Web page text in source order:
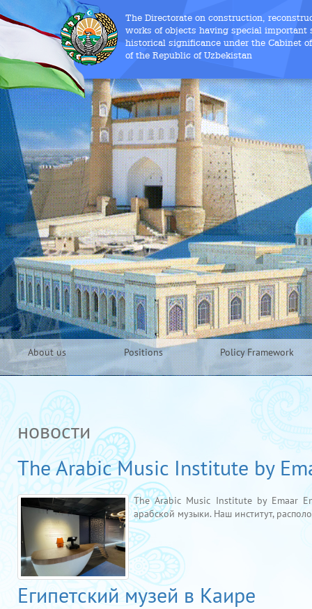
The Directorate on construction,
works of objects having special important
historical significance under the Cabinet
of the Republic of Uzbekistan
About us Positions Policy Framework
новости
The Arabic Music Institute by
The Arabic Music Institute by Emaar
арабской музыки. Наш институт,
Египетский музей в Каире